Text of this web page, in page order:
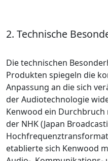
2. Technische
Die technischen
Produkten spiegeln die
Anpassung an die sich
der Audiotechnologie
Kenwood ein Durchbruch
der NHK (Japan
etablierte sich Kenwood